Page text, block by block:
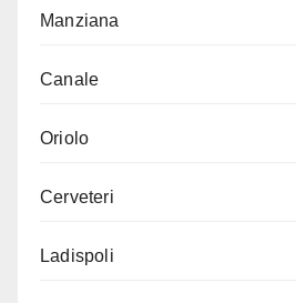
Manziana
Canale
Oriolo
Cerveteri
Ladispoli